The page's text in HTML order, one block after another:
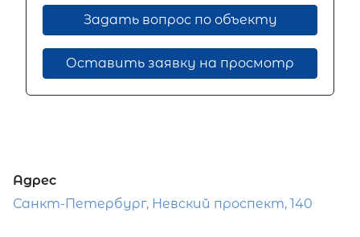
Задать вопрос по объекту
Оставить заявку на просмотр
Адрес
Санкт-Петербург, Невский проспект, 140